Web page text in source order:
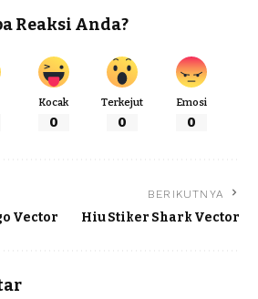
Reaksi Anda?
Kocak
0
Terkejut
0
Emosi
0
Vector
BERIKUTNYA
Hiu Stiker Shark Vector